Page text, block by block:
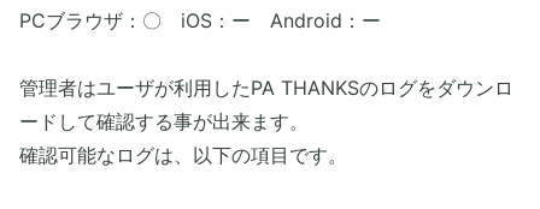
PCブラウザ：〇 iOS：ー Android：ー
管理者はユーザが利用したPA THANKSのログをダウンロ
ードして確認する事が出来ます。
確認可能なログは、以下の項目です。